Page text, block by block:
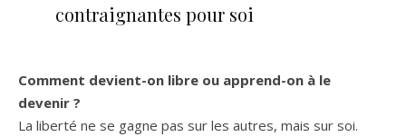
contraignantes pour soi
Comment devient-on libre ou apprend-on à le
devenir ?
La liberté ne se gagne pas sur les autres, mais sur soi.